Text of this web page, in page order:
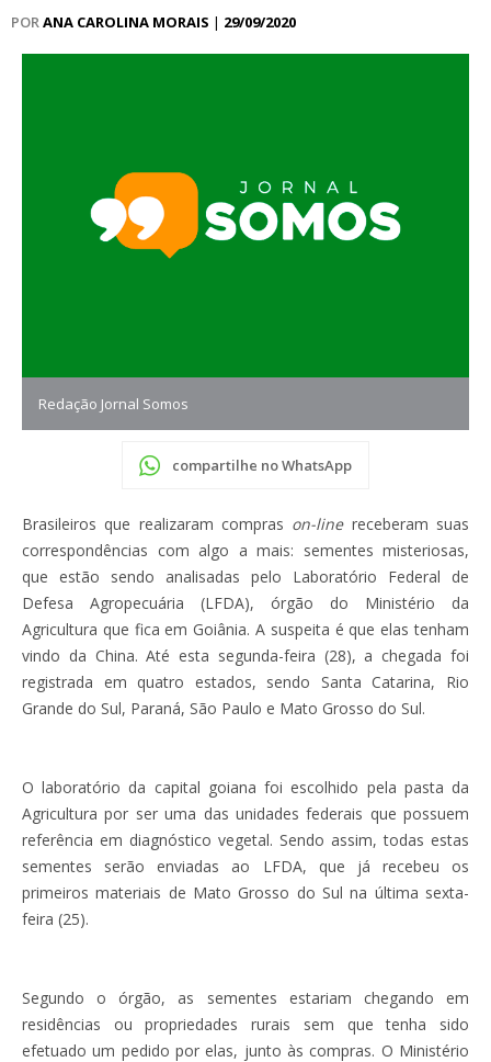
PORANA CAROLINA MORAIS | 29/09/2020
Redação Jornal Somos
compartilhe no WhatsApp
Brasileiros que realizaram compras on-linereceberam suas
correspondências com algo a mais: sementes misteriosas,
que estão sendo analisadas pelo Laboratório Federal de
Defesa Agropecuária (LFDA), órgão do Ministério da
Agricultura que fica em Goiânia. A suspeita é que elas tenham
vindo da China. Até esta segunda-feira (28), a chegada foi
registrada em quatro estados, sendo Santa Catarina, Rio
Grande do Sul, Paraná, São Paulo e Mato Grosso do Sul.
O laboratório da capital goiana foi escolhido pela pasta da
Agricultura por ser uma das unidades federais que possuem
referência em diagnóstico vegetal. Sendo assim, todas estas
sementes serão enviadas ao LFDA, que já recebeu os
primeiros materiais de Mato Grosso do Sul na última sexta-
feira (25).
Segundo o órgão, as sementes estariam chegando em
residências ou propriedades rurais sem que tenha sido
efetuado um pedido por elas, junto às compras. O Ministério